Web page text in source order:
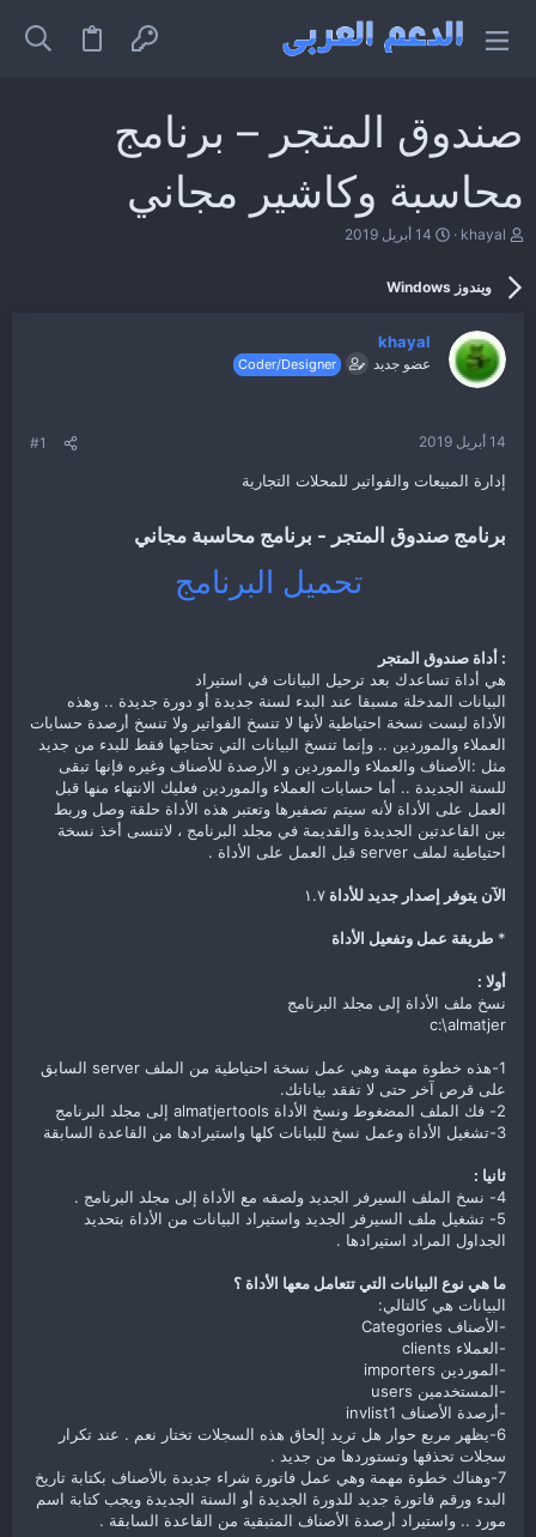
صندوق المتجر – برنامج
محاسبة وكاشير مجاني
ب
م
و
ض
khayal
ت
ي
ل
ب
14 أبريل 2019
ويندوز Windows
khayal
عضو جديد Coder/Designer
14 أبريل 2019 #1
إدارة المبيعات والفواتير للمحلات التجارية
برنامج صندوق المتجر - برنامج محاسبة مجاني​
تحميل البرنامج
: أداة صندوق المتجر
هي أداة تساعدك بعد ترحيل البيانات في استيراد
البيانات المدخلة مسبقا عند البدء لسنة جديدة أو دورة جديدة .. وهذه
الأداة ليست نسخة احتياطية لأنها لا تنسخ الفواتير ولا تنسخ أرصدة حسابات
العملاء والموردين .. وإنما تنسخ البيانات التي تحتاجها فقط للبدء من جديد
مثل :الأصناف والعملاء والموردين و الأرصدة للأصناف وغيره فإنها تبقى
للسنة الجديدة .. أما حسابات العملاء والموردين فعليك الانتهاء منها قبل
العمل على الأداة لأنه سيتم تصفيرها وتعتبر هذه الأداة حلقة وصل وربط
بين القاعدتين الجديدة والقديمة في مجلد البرنامج ، لاتنسى أخذ نسخة
احتياطية لملف server قبل العمل على الأداة .
الآن يتوفر إصدار جديد للأداة ١.٧
* طريقة عمل وتفعيل الأداة
أولا :
نسخ ملف الأداة إلى مجلد البرنامج
c:\almatjer
1-هذه خطوة مهمة وهي عمل نسخة احتياطية من الملف server السابق
على قرص آخر حتى لا تفقد بياناتك.
2- فك الملف المضغوط ونسخ الأداة almatjertools إلى مجلد البرنامج
3-تشغيل الأداة وعمل نسخ للبيانات كلها واستيرادها من القاعدة السابقة
ثانيا :
4- نسخ الملف السيرفر الجديد ولصقه مع الأداة إلى مجلد البرنامج .
5- تشغيل ملف السيرفر الجديد واستيراد البيانات من الأداة بتحديد
الجداول المراد استيرادها .
ما هي نوع البيانات التي تتعامل معها الأداة ؟
البيانات هي كالتالي:
-الأصناف Categories
-العملاء clients
-الموردين importers
-المستخدمين users
-أرصدة الأصناف invlist1
6-يظهر مربع حوار هل تريد إلحاق هذه السجلات تختار نعم . عند تكرار
سجلات تحذفها وتستوردها من جديد .
7-وهناك خطوة مهمة وهي عمل فاتورة شراء جديدة بالأصناف بكتابة تاريخ
البدء ورقم فاتورة جديد للدورة الجديدة أو السنة الجديدة ويجب كتابة اسم
مورد .. واستيراد أرصدة الأصناف المتبقية من القاعدة السابقة .